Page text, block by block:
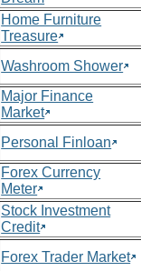
Home Furniture
Treasure
Washroom Shower
Major Finance
Market
Personal Finloan
Forex Currency
Meter
Stock Investment
Credit
Forex Trader Market